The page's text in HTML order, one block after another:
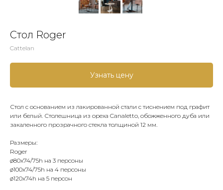
Стол Roger
Cattelan
Узнать цену
Стол с основанием из лакированной стали с тиснением под графит
или белый. Столешница из ореха Canaletto, обожженного дуба или
закаленного прозрачного стекла толщиной 12 мм.
Размеры:
Roger
ø80x74/75h на 3 персоны
ø100x74/75h на 4 персоны
ø120x74h на 5 персон